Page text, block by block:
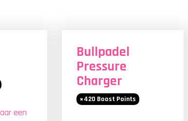
een
Bullpadel
Pressure
Charger
420 Boost Points